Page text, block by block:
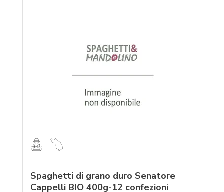
Spaghetti di grano duro Senatore
Cappelli BIO 400g-12 confezioni